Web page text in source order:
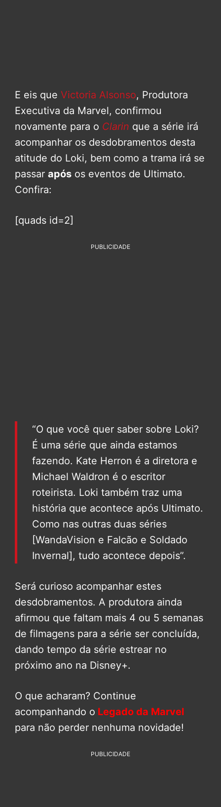
E eis que Victoria Alsonso, Produtora
Executiva da Marvel, confirmou
novamente para o Clarin que a série irá
acompanhar os desdobramentos desta
atitude do Loki, bem como a trama irá se
passar após os eventos de Ultimato.
Confira:
[quads id=2]
PUBLICIDADE
“O que você quer saber sobre Loki?
É uma série que ainda estamos
fazendo. Kate Herron é a diretora e
Michael Waldron é o escritor
roteirista. Loki também traz uma
história que acontece após Ultimato.
Como nas outras duas séries
[WandaVision e Falcão e Soldado
Invernal], tudo acontece depois”.
Será curioso acompanhar estes
desdobramentos. A produtora ainda
afirmou que faltam mais 4 ou 5 semanas
de filmagens para a série ser concluída,
dando tempo da série estrear no
próximo ano na Disney+.
O que acharam? Continue
acompanhando o Legado da Marvel
para não perder nenhuma novidade!
PUBLICIDADE